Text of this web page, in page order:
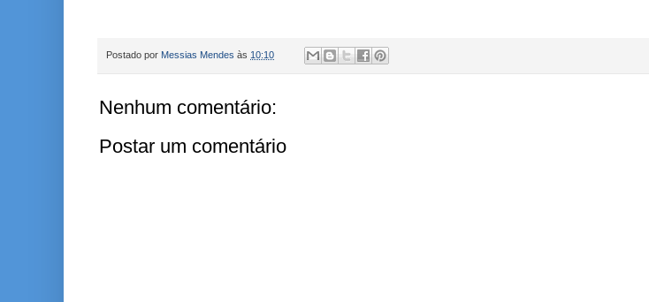
Postado por Messias Mendes às 10:10
Nenhum comentário:
Postar um comentário